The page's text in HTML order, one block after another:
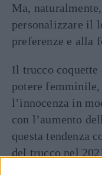
Ma,
personalizzare il
preferenze e alla
Il trucco coquette
potere femminile,
l’innocenza in
con l’aumento
questa tendenza
del trucco nel